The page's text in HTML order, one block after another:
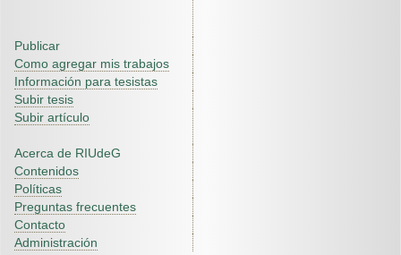
Publicar
Como agregar mis trabajos
Información para tesistas
Subir tesis
Subir artículo
Acerca de RIUdeG
Contenidos
Políticas
Preguntas frecuentes
Contacto
Administración